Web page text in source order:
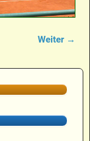
Weiter →